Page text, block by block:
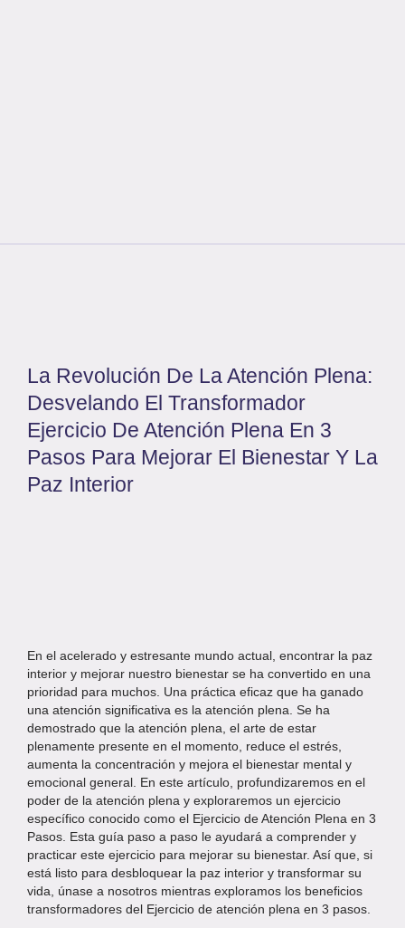
La Revolución De La Atención Plena:
Desvelando El Transformador
Ejercicio De Atención Plena En 3
Pasos Para Mejorar El Bienestar Y La
Paz Interior
En el acelerado y estresante mundo actual, encontrar la paz
interior y mejorar nuestro bienestar se ha convertido en una
prioridad para muchos. Una práctica eficaz que ha ganado
una atención significativa es la atención plena. Se ha
demostrado que la atención plena, el arte de estar
plenamente presente en el momento, reduce el estrés,
aumenta la concentración y mejora el bienestar mental y
emocional general. En este artículo, profundizaremos en el
poder de la atención plena y exploraremos un ejercicio
específico conocido como el Ejercicio de Atención Plena en 3
Pasos. Esta guía paso a paso le ayudará a comprender y
practicar este ejercicio para mejorar su bienestar. Así que, si
está listo para desbloquear la paz interior y transformar su
vida, únase a nosotros mientras exploramos los beneficios
transformadores del Ejercicio de atención plena en 3 pasos.